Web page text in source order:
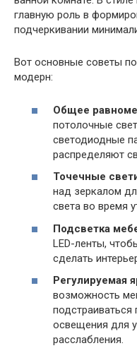
главную роль в
подчеркивании
Вот основные советы
модерн:
Общее
потолочные
светодиодные
распределяют
Точечные
над зеркалом
света во время
Подсветка
LED-ленты,
сделать
Регулируемая
возможность
подстраиваться
освещения для
расслабления.